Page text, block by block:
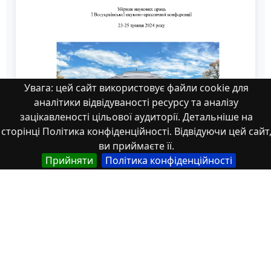
Увага: цей сайт використовує файли cookie для
аналітики відвідуваності ресурсу та аналізу
зацікавленості цільової аудиторії. Детальніше на
сторінці Політика конфіденційності. Відвідуючи цей сайт,
ви приймаєте її.
Прийняти
Політика конфіденційності